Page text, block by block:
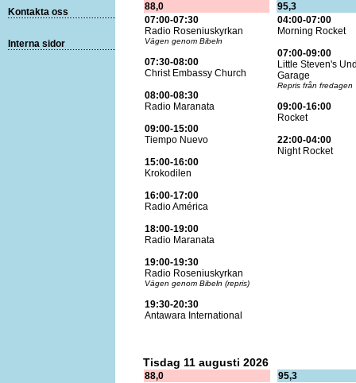
88,0
95,3
07:00-07:30
Radio Roseniuskyrkan
Vägen genom Bibeln
07:30-08:00
Christ Embassy Church
08:00-08:30
Radio Maranata
09:00-15:00
Tiempo Nuevo
15:00-16:00
Krokodilen
16:00-17:00
Radio América
18:00-19:00
Radio Maranata
19:00-19:30
Radio Roseniuskyrkan
Vägen genom Bibeln (repris)
19:30-20:30
Antawara International
04:00-07:00
Morning Rocket
07:00-09:00
Little Steven's
Garage
Repris från fredagen
09:00-16:00
Rocket
22:00-04:00
Night Rocket
Tisdag 11 augusti 2026
88,0
95,3
Kontakta oss
Interna sidor